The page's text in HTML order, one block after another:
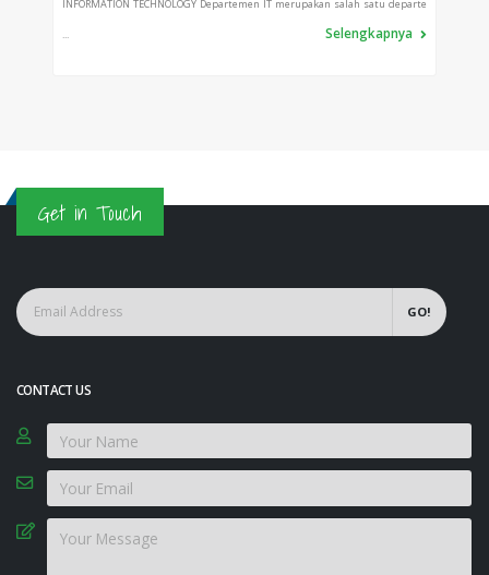
INFORMATION TECHNOLOGY Departemen IT merupakan salah satu departe
... Selengkapnya
Get in Touch
GO!
CONTACT US